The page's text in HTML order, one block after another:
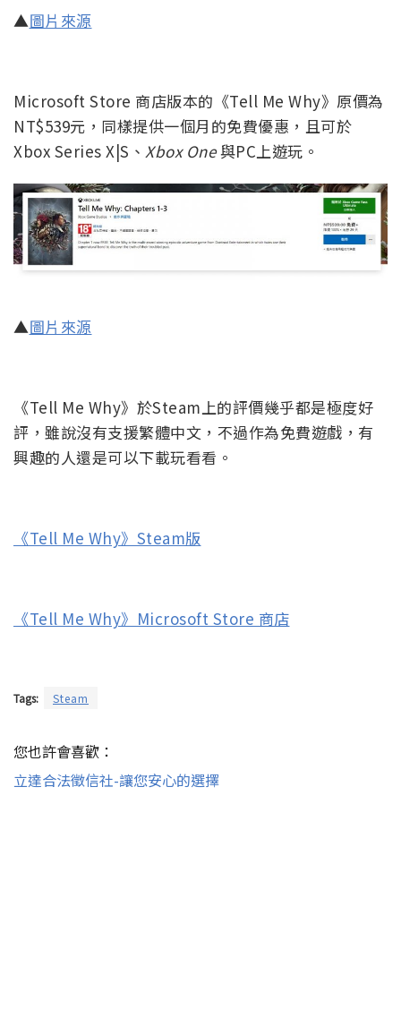
▲圖片來源
Microsoft Store 商店版本的《Tell Me Why》原價為
NT$539元，同樣提供一個月的免費優惠，且可於
Xbox Series X|S、 Xbox One與PC上遊玩。
▲圖片來源
《Tell Me Why》於Steam上的評價幾乎都是極度好
評，雖說沒有支援繁體中文，不過作為免費遊戲，有
興趣的人還是可以下載玩看看。
《Tell Me Why》Steam版
《Tell Me Why》Microsoft Store 商店
Tags: Steam
您也許會喜歡：
立達合法徵信社-讓您安心的選擇